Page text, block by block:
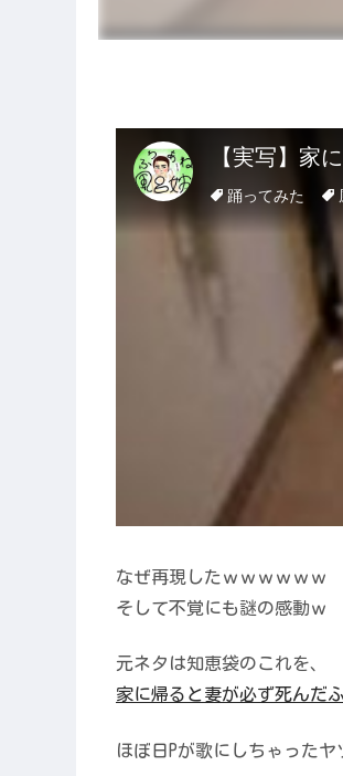
なぜ再現したｗｗｗｗｗｗ
そして不覚にも謎の感動ｗ
元ネタは知恵袋のこれを、
家に帰ると妻が必ず死んだ
ほぼ日Pが歌にしちゃったヤ